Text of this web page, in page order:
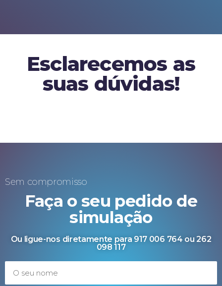
Esclarecemos as
suas dúvidas!
Sem compromisso
Faça o seu pedido de
simulação
Ou ligue-nos diretamente para 917 006 764 ou 262
098 117